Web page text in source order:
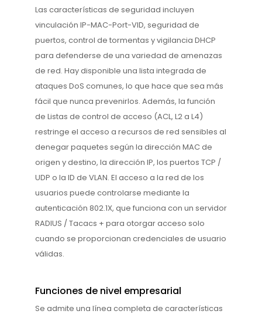
Las características de seguridad incluyen
vinculación IP-MAC-Port-VID, seguridad de
puertos, control de tormentas y vigilancia DHCP
para defenderse de una variedad de amenazas
de red. Hay disponible una lista integrada de
ataques DoS comunes, lo que hace que sea más
fácil que nunca prevenirlos. Además, la función
de Listas de control de acceso (ACL, L2 a L4)
restringe el acceso a recursos de red sensibles al
denegar paquetes según la dirección MAC de
origen y destino, la dirección IP, los puertos TCP /
UDP o la ID de VLAN. El acceso a la red de los
usuarios puede controlarse mediante la
autenticación 802.1X, que funciona con un servidor
RADIUS / Tacacs + para otorgar acceso solo
cuando se proporcionan credenciales de usuario
válidas.
Funciones de nivel empresarial
Se admite una línea completa de características